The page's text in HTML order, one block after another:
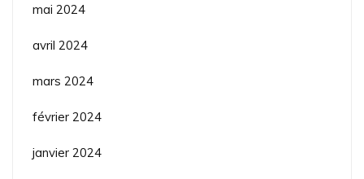
mai 2024
avril 2024
mars 2024
février 2024
janvier 2024